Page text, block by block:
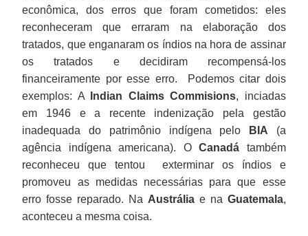
econômica, dos erros que foram cometidos: eles
reconheceram que erraram na elaboração dos
tratados, que enganaram os índios na hora de assinar
os tratados e decidiram recompensá-los
financeiramente por esse erro. Podemos citar dois
exemplos: A
Indian Claims Commisions, inciadas
em 1946 e a recente indenização pela gestão
inadequada do patrimônio indígena pelo
BIA (a
agência indígena americana). OCanadá também
reconheceu que tentou exterminar os índios e
promoveu as medidas necessárias para que esse
erro fosse reparado. Na Austráliae na Guatemala,
aconteceu a mesma coisa.
vários
correspondem
terras
comunidades
reivindicam;